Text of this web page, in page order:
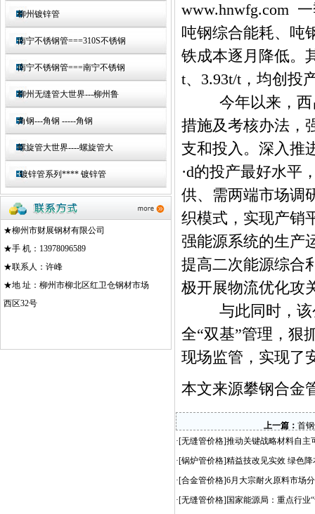
柳州镀锌管
南宁不锈钢管===310S不锈钢
南宁不锈钢管===南宁不锈钢
柳州无缝管大世界---柳州鲁
角钢---角钢 -----角钢
螺旋管大世界----螺旋管大
镀锌管系列**** 镀锌管
★柳州市财展钢材有限公司
★手 机：13978096589
★联系人：许峰
★地 址：柳州市柳北区红卫仓钢材市场
西区32号
www.hnwfg.com
吨钢综合能耗、吨
铁成本逐月降低。
t、3.93t/t，均创投
今年以来，西昌
措施及考核办法，
支和投入。深入推
·d的投产最好水平
供、需两端市场调
织模式，实现产销
强能源系统的生产
提高二次能源综合
极开展物流优化攻
与此同时，该公
全“双基”管理，狠
现场监管，实现了
本文来源攀钢合金
上一篇： 首
·[无缝管价格]推动关键战略材料自主
·[锅炉管价格]精益技改见实效 绿色
·[合金管价格]6月大宗耐火原料市场
·[无缝管价格] 国家能源局：重点行业